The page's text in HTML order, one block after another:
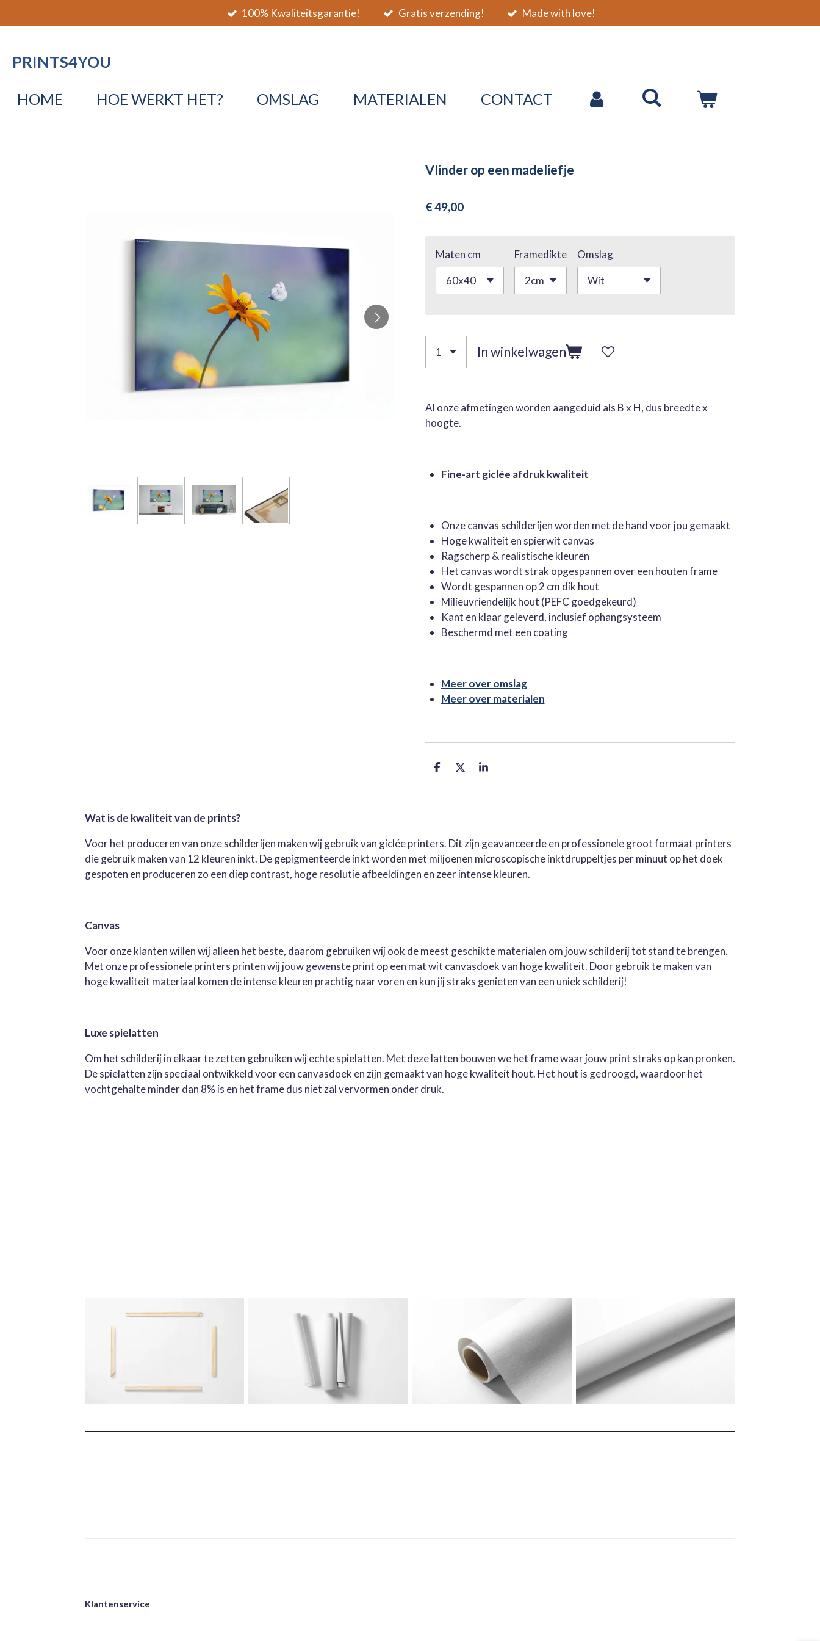
direct
de
100% Kwaliteitsgarantie! Gratis verzending! Made with love!
PRINTS4YOU
HOME HOE WERKT HET? OMSLAG MATERIALEN CONTACT
Vlinder op een madeliefje
€ 49,00
Maten cm Framedikte Omslag
In winkelwagen
Al onze afmetingen worden aangeduid als B x H, dus breedte x
hoogte.
Fine-art giclée afdruk kwaliteit
Onze canvas schilderijen worden met de hand voor jou gemaakt
Hoge kwaliteit en spierwit canvas
Ragscherp & realistische kleuren
Het canvas wordt strak opgespannen over een houten frame
Wordt gespannen op 2 cm dik hout
Milieuvriendelijk hout (PEFC goedgekeurd)
Kant en klaar geleverd, inclusief ophangsysteem
Beschermd met een coating
Meer over omslag
Meer over materialen
D
D
S
Wat is de kwaliteit van de prints?
Voor het produceren van onze schilderijen maken wij gebruik van giclée printers. Dit zijn geavanceerde en professionele groot formaat printers
die gebruik maken van 12 kleuren inkt. De gepigmenteerde inkt worden met miljoenen microscopische inktdruppeltjes per minuut op het doek
gespoten en produceren zo een diep contrast, hoge resolutie afbeeldingen en zeer intense kleuren.
Canvas
Voor onze klanten willen wij alleen het beste, daarom gebruiken wij ook de meest geschikte materialen om jouw schilderij tot stand te brengen.
Met onze professionele printers printen wij jouw gewenste print op een mat wit canvasdoek van hoge kwaliteit. Door gebruik te maken van
hoge kwaliteit materiaal komen de intense kleuren prachtig naar voren en kun jij straks genieten van een uniek schilderij!
Luxe spielatten
Om het schilderij in elkaar te zetten gebruiken wij echte spielatten. Met deze latten bouwen we het frame waar jouw print straks op kan pronken.
De spielatten zijn speciaal ontwikkeld voor een canvasdoek en zijn gemaakt van hoge kwaliteit hout. Het hout is gedroogd, waardoor het
vochtgehalte minder dan 8% is en het frame dus niet zal vervormen onder druk.
Klantenservice